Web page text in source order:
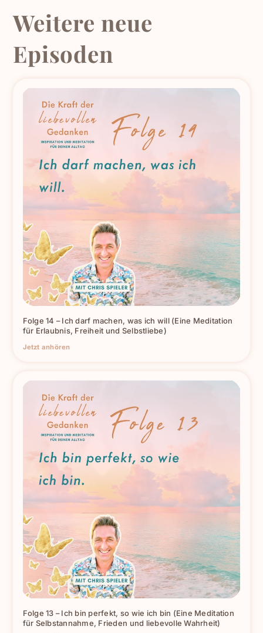
Weitere neue
Episoden
Folge 14 – Ich darf machen, was ich will (Eine Meditation
für Erlaubnis, Freiheit und Selbstliebe)
Jetzt anhören
Folge 13 – Ich bin perfekt, so wie ich bin (Eine Meditation
für Selbstannahme, Frieden und liebevolle Wahrheit)